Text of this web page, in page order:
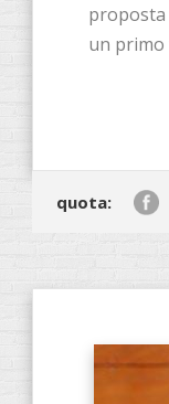
proposta
un primo
quota: